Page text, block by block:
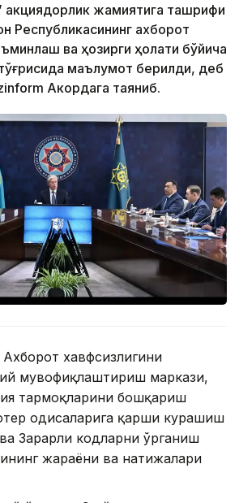
акциядорлик жамиятига ташрифи
Республикасининг ахборот
ва ҳозирги ҳолати бўйича
маълумот берилди, деб
Акордага таяниб.
Ахборот хавфсизлигини
мувофиқлаштириш маркази,
тармоқларини бошқариш
ҳодисаларига қарши курашиш
Зарарли кодларни ўрганиш
жараёни ва натижалари